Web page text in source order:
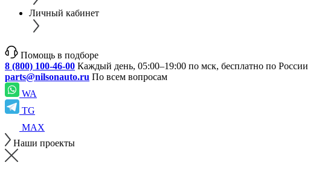
Личный кабинет
Помощь в подборе
8 (800) 100-46-00 Каждый день, 05:00–19:00 по мск, бесплатно по России
parts@nilsonauto.ru По всем вопросам
WA
TG
MAX
Наши проекты